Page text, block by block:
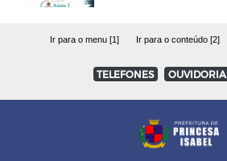
Ir para o menu [1] Ir para o conteúdo [2]
TELEFONES OUVIDORIA